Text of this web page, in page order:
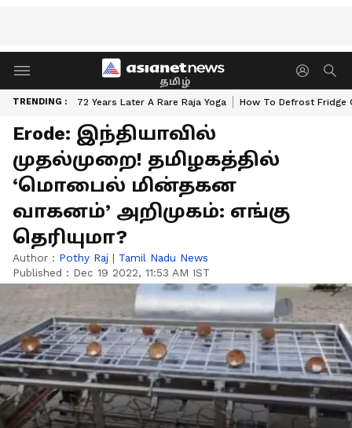
தமிழ்
TRENDING : 72 Years Later A Rare Raja Yoga How To Defrost Fridge
Erode: இந்தியாவில்
முதல்முறை! தமிழகத்தில்
‘மொபைல் மின்தகன
வாகனம்’ அறிமுகம்: எங்கு
தெரியுமா?
Author : Pothy Raj | Tamil Nadu News
Published : Dec 19 2022, 11:53 AM IST